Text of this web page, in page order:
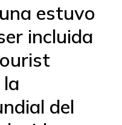
estuvo
incluida
del